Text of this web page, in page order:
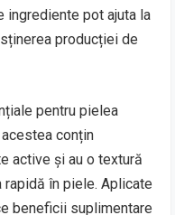
ingrediente pot ajuta la
producției de
pentru pielea
conțin
active și au o textură
în piele. Aplicate
beneficii suplimentare